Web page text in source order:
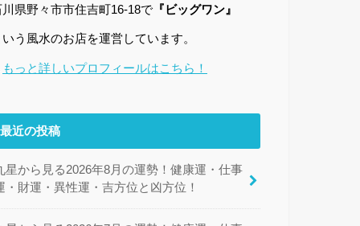
川県野々市市住吉町16-18で 『ビッグワン』
いう風水のお店を運営しています。
もっと詳しいプロフィールはこちら！
最近の投稿
星から見る2026年8月の運勢！健康運・仕事
・財運・異性運・吉方位と凶方位！